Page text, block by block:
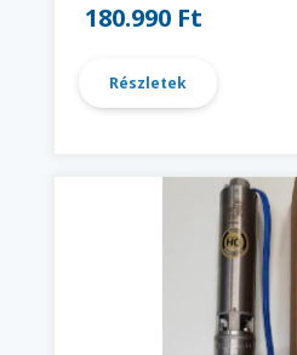
180.990 Ft
Részletek